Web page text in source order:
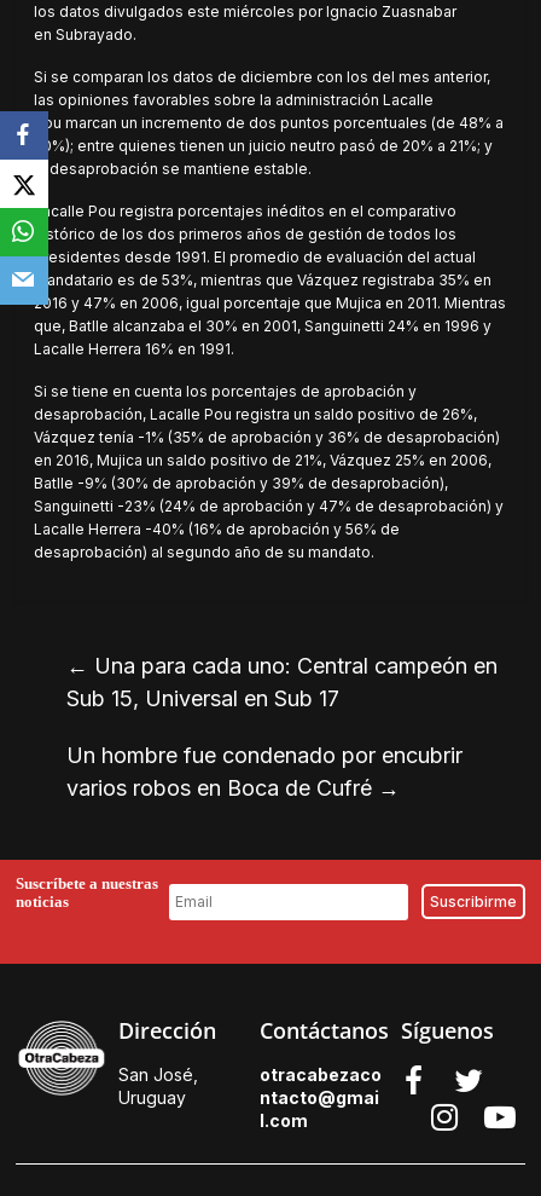
los datos divulgados este miércoles por Ignacio Zuasnabar
en Subrayado.
Si se comparan los datos de diciembre con los del mes anterior,
las opiniones favorables sobre la administración Lacalle
Pou marcan un incremento de dos puntos porcentuales (de 48% a
50%); entre quienes tienen un juicio neutro pasó de 20% a 21%; y
la desaprobación se mantiene estable.
Lacalle Pou registra porcentajes inéditos en el comparativo
histórico de los dos primeros años de gestión de todos los
presidentes desde 1991. El promedio de evaluación del actual
mandatario es de 53%, mientras que Vázquez registraba 35% en
2016 y 47% en 2006, igual porcentaje que Mujica en 2011. Mientras
que, Batlle alcanzaba el 30% en 2001, Sanguinetti 24% en 1996 y
Lacalle Herrera 16% en 1991.
Si se tiene en cuenta los porcentajes de aprobación y
desaprobación, Lacalle Pou registra un saldo positivo de 26%,
Vázquez tenía -1% (35% de aprobación y 36% de desaprobación)
en 2016, Mujica un saldo positivo de 21%, Vázquez 25% en 2006,
Batlle -9% (30% de aprobación y 39% de desaprobación),
Sanguinetti -23% (24% de aprobación y 47% de desaprobación) y
Lacalle Herrera -40% (16% de aprobación y 56% de
desaprobación) al segundo año de su mandato.
← Una para cada uno: Central campeón en
Sub 15, Universal en Sub 17
Un hombre fue condenado por encubrir
varios robos en Boca de Cufré →
Suscríbete a nuestras
noticias
Dirección
San José,
Uruguay
Contáctanos
otracabezaco
ntacto@gmai
l.com
Síguenos